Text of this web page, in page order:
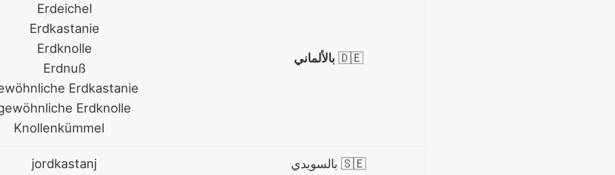
🇩🇪 بالألماني
Erdeichel
Erdkastanie
Erdknolle
Erdnuß
Erdkastanie
Erdknolle
Knollenkümmel
🇸🇪 بالسويدي